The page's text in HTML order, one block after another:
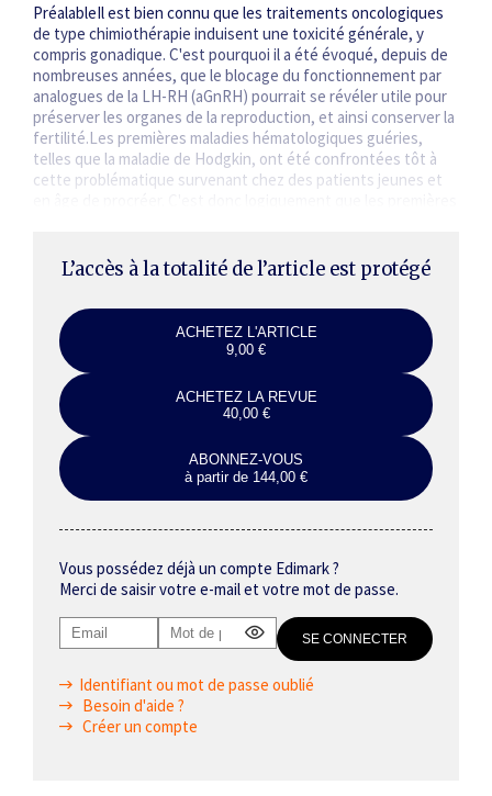
PréalableIl est bien connu que les traitements oncologiques
de type chimiothérapie induisent une toxicité générale, y
compris gonadique. C'est pourquoi il a été évoqué, depuis de
nombreuses années, que le blocage du fonctionnement par
analogues de la LH-RH (aGnRH) pourrait se révéler utile pour
préserver les organes de la reproduction, et ainsi conserver la
fertilité.Les premières maladies hématologiques guéries,
telles que la maladie de Hodgkin, ont été confrontées tôt à
cette problématique survenant chez des patients jeunes et
L’accès à la totalité de l’article est protégé
ACHETEZ L'ARTICLE
9,00 €
ACHETEZ LA REVUE
40,00 €
ABONNEZ-VOUS
à partir de 144,00 €
Vous possédez déjà un compte Edimark ?
Merci de saisir votre e-mail et votre mot de passe.
Identifiant ou mot de passe oublié
Besoin d'aide ?
Créer un compte